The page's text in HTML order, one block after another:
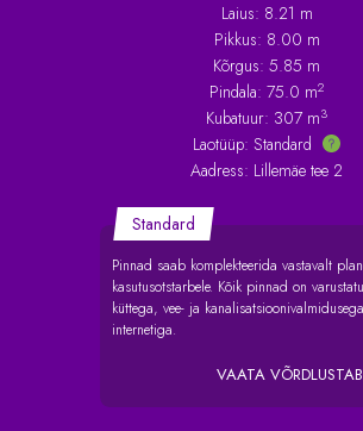
Laius: 8.21 m
Pikkus: 8.00 m
Kõrgus: 5.85 m
Pindala: 75.0 m2
Kubatuur: 307 m3
Laotüüp: Standard
Aadress: Lillemäe tee 2
Standard
Pinnad saab komplekteerida vastavalt
kasutusotstarbele. Kõik pinnad on
küttega, vee- ja
internetiga.
VAATA